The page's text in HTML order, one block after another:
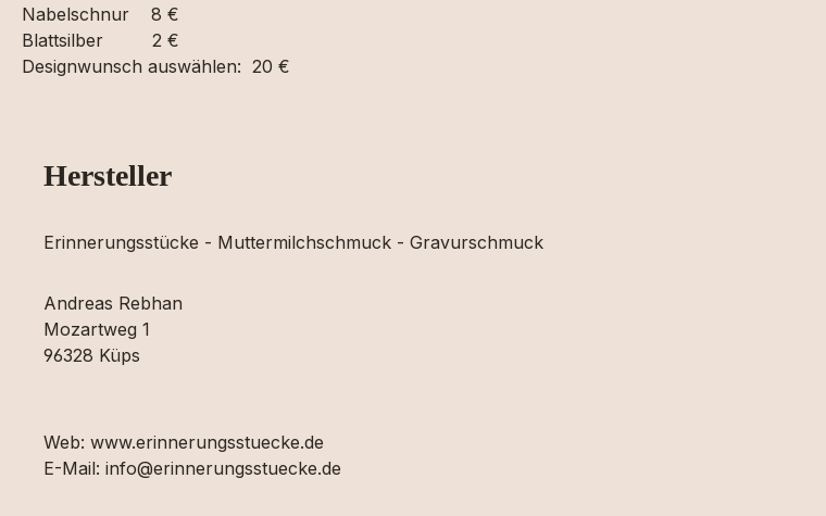
Nabelschnur 8 €
Blattsilber 2 €
Designwunsch auswählen: 20 €
Hersteller
Erinnerungsstücke - Muttermilchschmuck - Gravurschmuck
Andreas Rebhan
Mozartweg 1
96328 Küps
Web: www.erinnerungsstuecke.de
E-Mail: info@erinnerungsstuecke.de